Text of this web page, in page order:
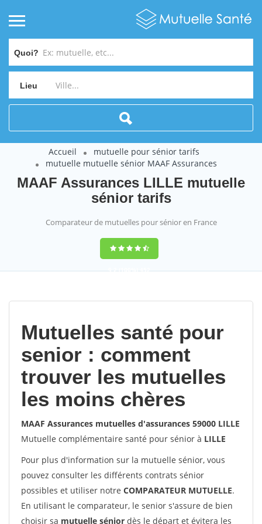
Quoi?
Lieu
Accueil
mutuelle pour sénior tarifs
mutuelle mutuelle sénior MAAF Assurances
MAAF Assurances LILLE mutuelle
sénior tarifs
Comparateur de mutuelles pour sénior en France
9,2(100%)452
Mutuelles santé pour
senior : comment
trouver les mutuelles
les moins chères
MAAF Assurances mutuelles d'assurances 59000 LILLE
Mutuelle complémentaire santé pour sénior à LILLE
Pour plus d'information sur la mutuelle sénior, vous
pouvez consulter les différents contrats sénior
possibles et utiliser notre COMPARATEUR MUTUELLE.
En utilisant le comparateur, le senior s'assure de bien
choisir sa mutuelle sénior dès le départ et évitera les